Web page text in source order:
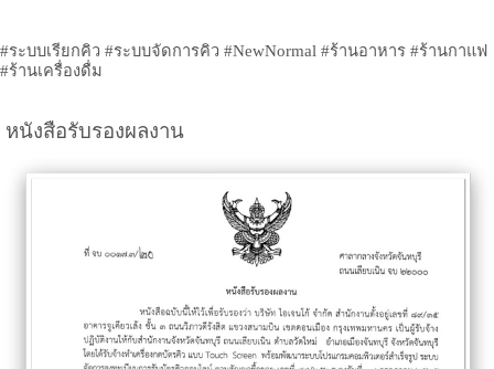
#ระบบเรียกคิว #ระบบจัดการคิว #NewNormal #ร้านอาหาร #ร้านกาแฟ
#ร้านเครื่องดื่ม
หนังสือรับรองผลงาน